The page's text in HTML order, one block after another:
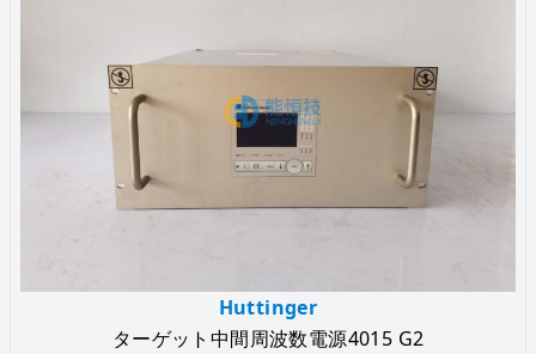
Huttinger
ターゲット中間周波数電源4015 G2